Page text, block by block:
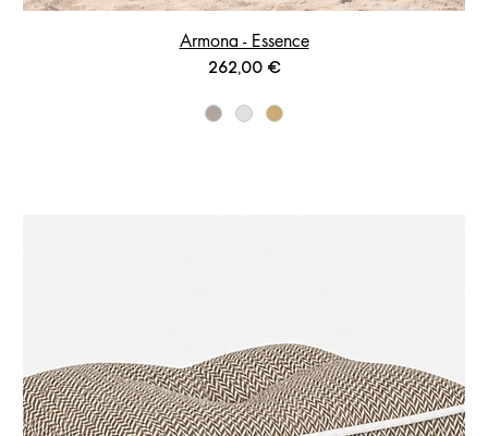
Armona - Essence
Prix
262,00 €